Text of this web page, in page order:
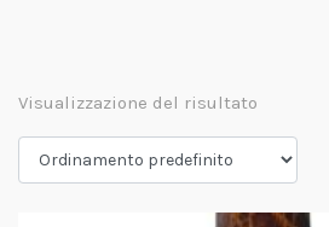
Visualizzazione del risultato